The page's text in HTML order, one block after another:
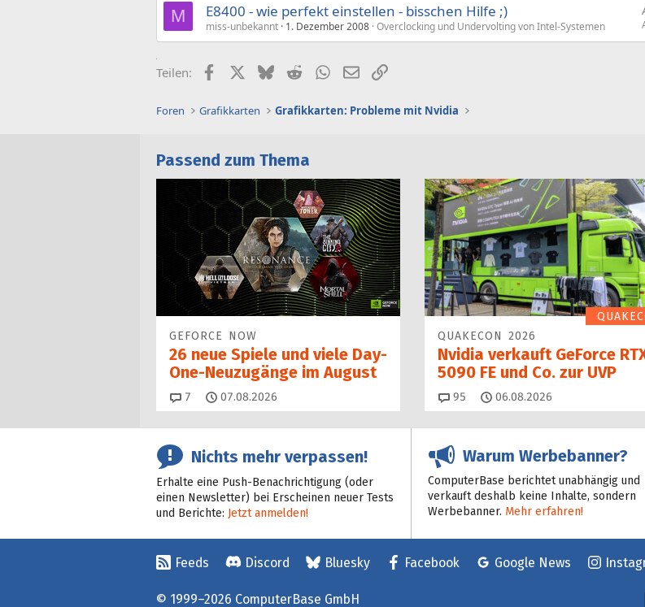
M E8400 - wie perfekt einstellen - bisschen Hilfe ;)
miss-unbekannt 1. Dezember 2008 Overclocking und Undervolting von Intel-Systemen
Teilen: FacebookX (Twitter)
BlueskyRedditWhatsApp
E-MailLink
Foren Grafikkarten Grafikkarten: Probleme mit Nvidia
Passend zum Thema
GEFORCE NOW
26 neue Spiele und viele Day-
One-Neuzugänge im August
7 Kommentare
07.08.2026
QUAKECON 2026
Nvidia verkauft GeForce
5090 FE und Co. zur UVP
95 Kommentare
06.08.2026
Nichts mehr verpassen!
Erhalte eine Push-Benachrichtigung (oder
einen Newsletter) bei Erscheinen neuer Tests
und Berichte: Jetzt anmelden!
Warum Werbebanner?
ComputerBase berichtet unabhängig und
verkauft deshalb keine Inhalte, sondern
Werbebanner. Mehr erfahren!
Feeds Discord Bluesky Facebook Google News
© 1999–2026 ComputerBase GmbH